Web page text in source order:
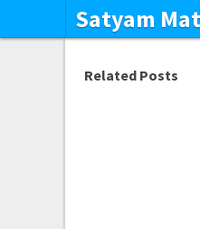
Satyam
Related Posts